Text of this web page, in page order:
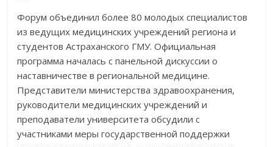
Форум объединил более 80 молодых специалистов
из ведущих медицинских учреждений региона и
студентов Астраханского ГМУ. Официальная
программа началась с панельной дискуссии о
наставничестве в региональной медицине.
Представители министерства здравоохранения,
руководители медицинских учреждений и
преподаватели университета обсудили с
участниками меры государственной поддержки